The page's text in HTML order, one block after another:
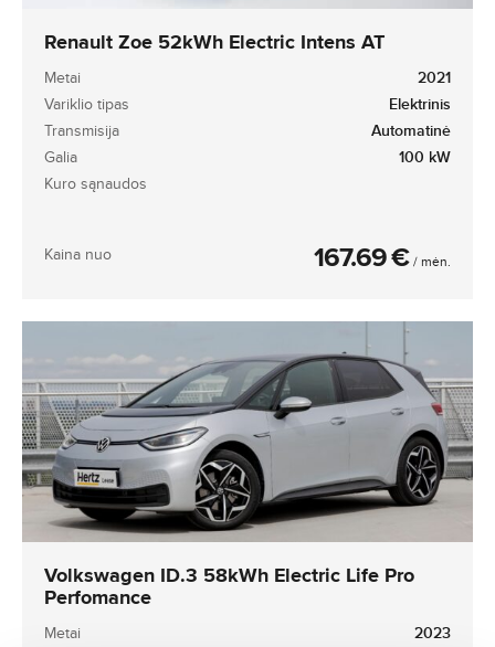
Renault Zoe 52kWh Electric Intens AT
Metai
2021
Variklio tipas
Elektrinis
Transmisija
Automatinė
Galia
100 kW
Kuro sąnaudos
Kaina nuo 167.69€ / mėn.
Volkswagen ID.3 58kWh Electric Life Pro
Perfomance
Metai
2023